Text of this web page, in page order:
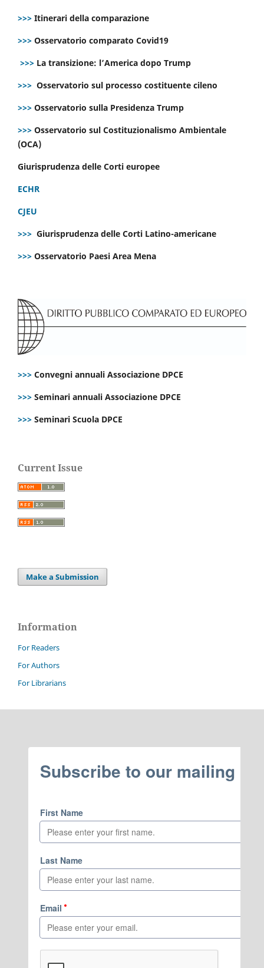
>>> Itinerari della comparazione
>>> Osservatorio comparato Covid19
>>> La transizione: l’America dopo Trump
>>> Osservatorio sul processo costituente cileno
>>> Osservatorio sulla Presidenza Trump
>>> Osservatorio sul Costituzionalismo Ambientale
(OCA)
Giurisprudenza delle Corti europee
ECHR
CJEU
>>> Giurisprudenza delle Corti Latino-americane
>>> Osservatorio Paesi Area Mena
>>> Convegni annuali Associazione DPCE
>>> Seminari annuali Associazione DPCE
>>> Seminari Scuola DPCE
Current Issue
Make a Submission
Information
For Readers
For Authors
For Librarians